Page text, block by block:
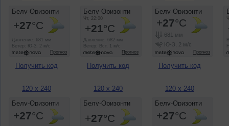
Получить код Получить код Получить код
120 x 240 120 x 240 120 x 240